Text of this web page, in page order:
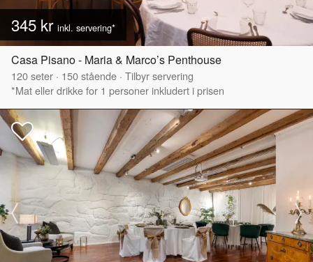
345 kr inkl. servering*
Casa Pisano - Maria & Marco’s Penthouse
120seter · 150stående · Tilbyr servering
*Mat eller drikke for 1 personer inkludert i prisen